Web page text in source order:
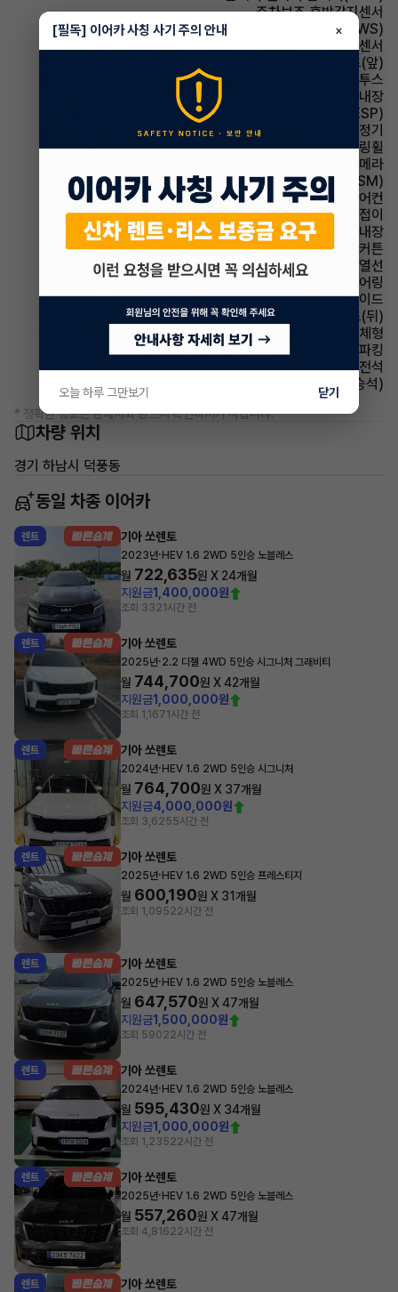
주차보조 후방감지센서
주행안전 차선이탈경보(LDWS)
주차보조 전방감지센서
시트 열선시트(앞)
유무선단자 블루투스
룸미러 하이패스 내장
주행안전 차체자세제어장치(VDC,ESC,ESP)
에어컨 공기청정기
스티어링휠 가죽스티어링휠
주차보조 후방카메라
주행안전 샤시 통합 제어 시스템(VSM)
에어컨 풀오토에어컨
사이드미러 전동접이
스티어링휠 열선내장
에어백 커튼
사이드미러 열선
스티어링휠 텔레스코픽 스티어링
에어백 사이드
시트 열선시트(뒤)
사이드미러 방향지시등 일체형
파킹 전자식 파킹
에어백 운전석
시트 통풍시트(동승석)
* 정확한 정보는 판매자와 반드시 확인하시기 바랍니다.
차량 위치
경기 하남시 덕풍동
동일 차종 이어카
렌트 기아 쏘렌토
2023년· HEV 1.6 2WD 5인승 노블레스
월 722,635원 X 24개월
지원금1,400,000원
조회 3321시간 전
렌트 기아 쏘렌토
2025년·2.2 디젤 4WD 5인승 시그니처 그래비티
월 744,700원 X42개월
지원금1,000,000원
조회 1,1671시간 전
렌트 기아 쏘렌토
2024년· HEV 1.6 2WD 5인승 시그니처
월 764,700원 X 37개월
지원금4,000,000원
조회 3,6255시간 전
렌트 기아 쏘렌토
2025년· HEV 1.6 2WD 5인승 프레스티지
월 600,190원 X 31개월
조회 1,09522시간 전
렌트 기아 쏘렌토
2025년· HEV 1.6 2WD 5인승 노블레스
월 647,570원 X47개월
지원금1,500,000원
조회 59022시간 전
렌트 기아 쏘렌토
2024년· HEV 1.6 2WD 5인승 노블레스
월 595,430원 X 34개월
지원금1,000,000원
조회 1,23522시간 전
렌트 기아 쏘렌토
2025년· HEV 1.6 2WD 5인승 노블레스
월 557,260원 X47개월
조회 4,81622시간 전
렌트 기아 쏘렌토
[필독] 이어카 사칭 사기 주의 안내 ×
오늘 하루 그만보기 닫기